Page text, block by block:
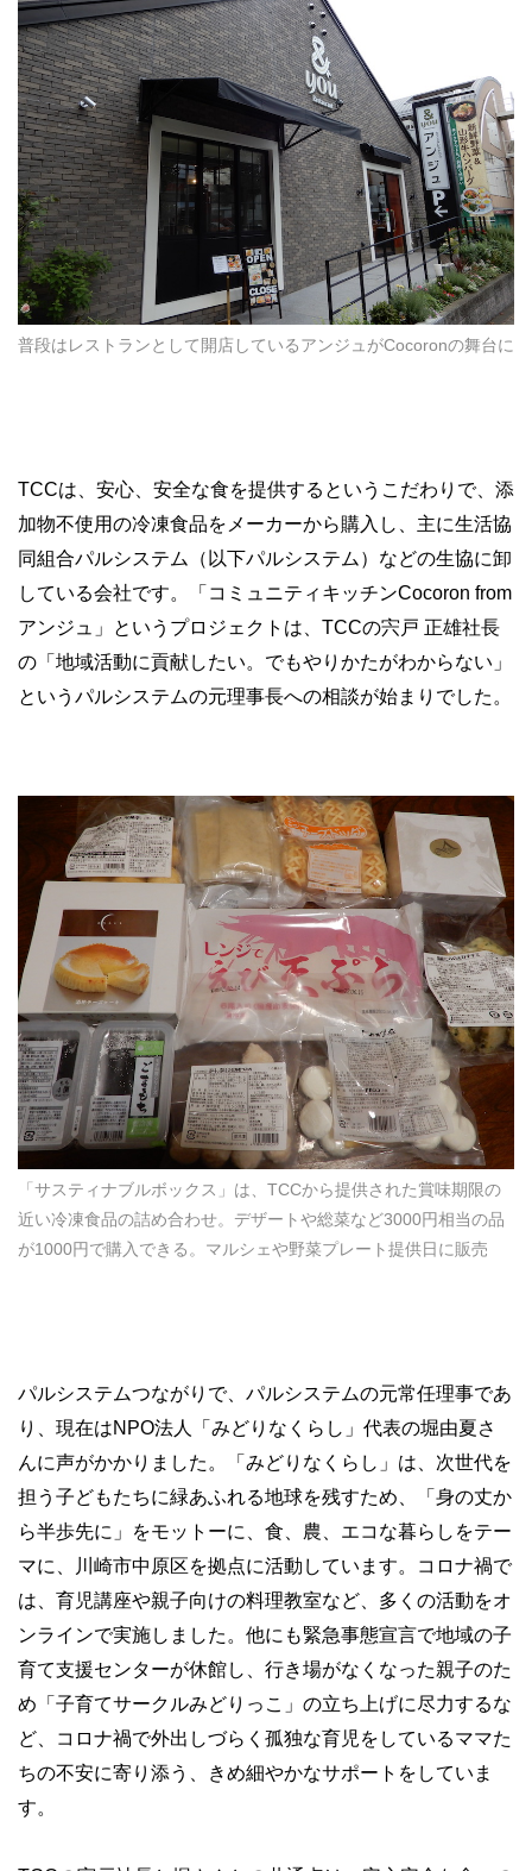
普段はレストランとして開店しているアンジュがCocoronの舞台に
TCCは、安心、安全な食を提供するというこだわりで、添
加物不使用の冷凍食品をメーカーから購入し、主に生活協
同組合パルシステム（以下パルシステム）などの生協に卸
している会社です。「コミュニティキッチンCocoron from
アンジュ」というプロジェクトは、 TCCの宍戸 正雄社長
の「地域活動に貢献したい。でもやりかたがわからない」
というパルシステムの元理事長への相談が始まりでした。
「サスティナブルボックス」は、TCCから提供された賞味期限の
近い冷凍食品の詰め合わせ。デザートや総菜など3000円相当の品
が1000円で購入できる。マルシェや野菜プレート提供日に販売
パルシステムつながりで、パルシステムの元常任理事であ
り、現在はNPO法人「みどりなくらし」代表の堀由夏さ
んに声がかかりました。「みどりなくらし」は、次世代を
担う子どもたちに緑あふれる地球を残すため、「身の丈か
ら半歩先に」をモットーに、食、農、エコな暮らしをテー
マに、川崎市中原区を拠点に活動しています。コロナ禍で
は、育児講座や親子向けの料理教室など、多くの活動をオ
ンラインで実施しました。他にも緊急事態宣言で地域の子
育て支援センターが休館し、行き場がなくなった親子のた
め「子育てサークルみどりっこ」の立ち上げに尽力するな
ど、コロナ禍で外出しづらく孤独な育児をしているママた
ちの不安に寄り添う、きめ細やかなサポートをしていま
す。